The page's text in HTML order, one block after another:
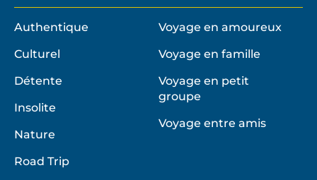
Authentique
Culturel
Détente
Insolite
Nature
Road Trip
Voyage en amoureux
Voyage en famille
Voyage en petit
groupe
Voyage entre amis